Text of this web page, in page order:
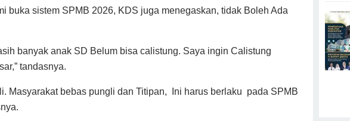
buka sistem SPMB 2026, KDS juga menegaskan, tidak Boleh Ada
banyak anak SD Belum bisa calistung. Saya ingin Calistung
tandasnya.
Masyarakat bebas pungli dan Titipan, Ini harus berlaku pada SPMB